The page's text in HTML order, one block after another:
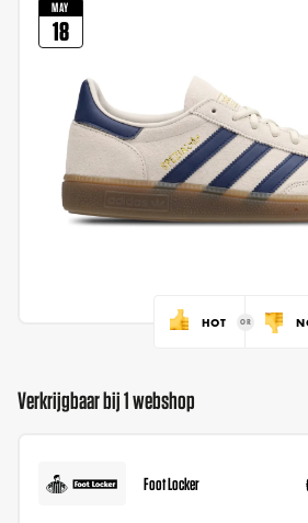
MAY
18
HOT
Verkrijgbaar bij 1 webshop
Foot Locker